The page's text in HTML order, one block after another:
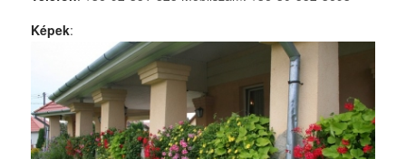
Képek: